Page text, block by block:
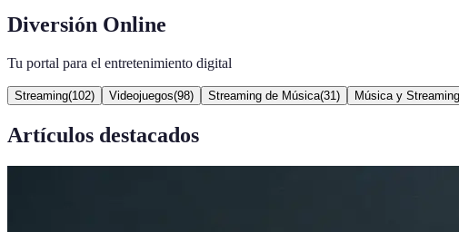
Diversión Online
Tu portal para el entretenimiento digital
Streaming(102) Videojuegos(98) Streaming de Música(31 ) Música y Streaming
Artículos destacados